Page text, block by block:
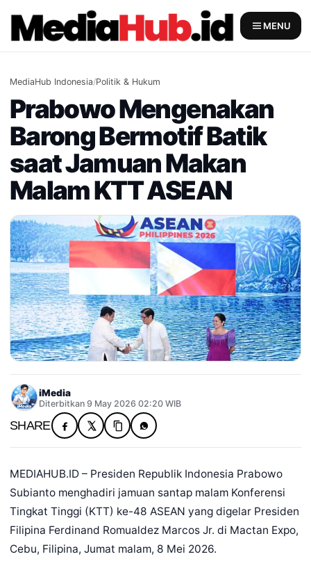
content
MENU
MediaHub Indonesia/Politik & Hukum
Prabowo Mengenakan
Barong Bermotif Batik
saat Jamuan Makan
Malam KTT ASEAN
iMedia
Diterbitkan 9 May 2026 02:20 WIB
SHARE
MEDIAHUB.ID – Presiden Republik Indonesia Prabowo
Subianto menghadiri jamuan santap malam Konferensi
Tingkat Tinggi (KTT) ke-48 ASEAN yang digelar Presiden
Filipina Ferdinand Romualdez Marcos Jr. di Mactan Expo,
Cebu, Filipina, Jumat malam, 8 Mei 2026.